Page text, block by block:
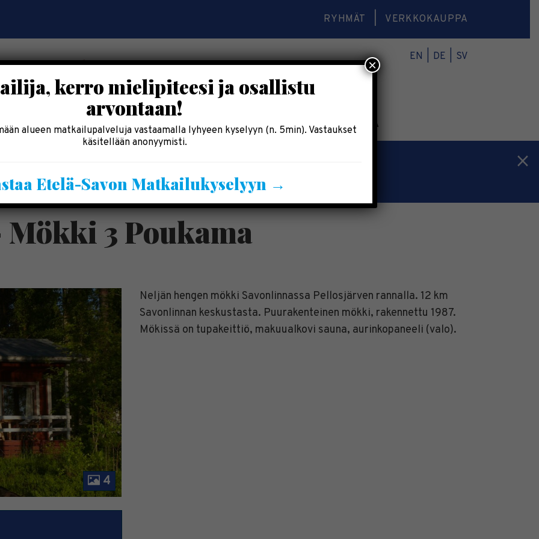
RYHMÄT VERKKOKAUPPA
EN DE SV
SYÖ & SHOPPAILE MAJOITU INFO VERKKOKAUPPA
Saimaalla-kesälehti »
3 Poukama
4
Neljän hengen mökki Savonlinnassa Pellosjärven rannalla. 12 km
Savonlinnan keskustasta. Puurakenteinen mökki, rakennettu 1987.
Mökissä on tupakeittiö, makuualkovi sauna, aurinkopaneeli (valo).
kerro mielipiteesi ja osallistu
arvontaan!
alueen matkailupalveluja vastaamalla lyhyeen kyselyyn (n. 5min). Vastaukset
käsitellään anonyymisti.
Etelä-Savon Matkailukyselyyn →
×